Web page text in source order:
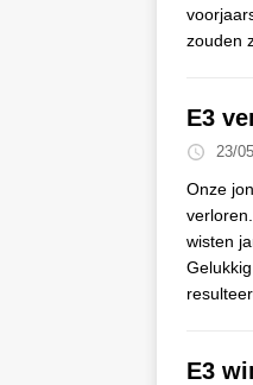
zouden
E3
23/
Onze
wisten
E3